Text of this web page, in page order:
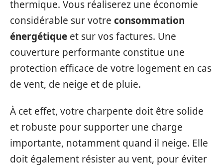
thermique. Vous réaliserez une économie
considérable sur votre consommation
énergétique et sur vos factures. Une
couverture performante constitue une
protection efficace de votre logement en cas
de vent, de neige et de pluie.
À cet effet, votre charpente doit être solide
et robuste pour supporter une charge
importante, notamment quand il neige. Elle
doit également résister au vent, pour éviter